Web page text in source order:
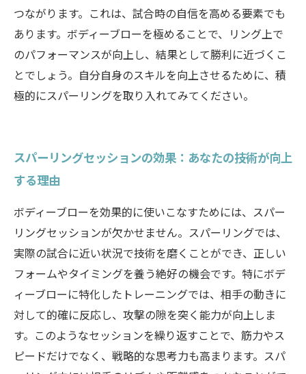
つながります。これは、試合時の自信を高める要素でも
あります。ボディーブローを極めることで、リング上で
のパフォーマンスが向上し、結果として勝利に近づくこ
とでしょう。自分自身のスキルを向上させるために、積
極的にスパーリングを取り入れてみてください。
スパーリングセッションの効果：あなたの技術が向上
する理由
ボディーブローを効果的に使いこなすためには、スパー
リングセッションが欠かせません。スパーリングでは、
実際の試合に近い状況で技術を磨くことができ、正しい
フォームやタイミングを養う絶好の機会です。特にボデ
ィーブローに特化したトレーニングでは、相手の動きに
対して的確に反応し、攻撃の隙を突く能力が向上しま
す。このようなセッションを繰り返すことで、筋力やス
ピードだけでなく、戦略的な思考力も高まります。スパ